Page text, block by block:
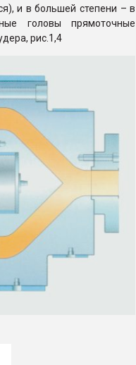
и в большей степени – в
головы прямоточные
рис.1,4